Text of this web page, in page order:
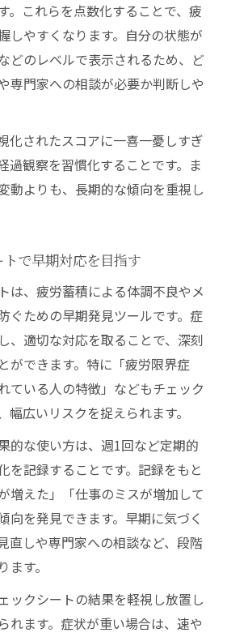
。これらを点数化することで、疲
しやすくなります。自分の状態が
どのレベルで表示されるため、ど
専門家への相談が必要か判断しや
化されたスコアに一喜一憂しすぎ
過観察を習慣化することです。ま
動よりも、長期的な傾向を重視し
で早期対応を目指す
は、疲労蓄積による体調不良やメ
ぐための早期発見ツールです。症
、適切な対応を取ることで、深刻
ができます。特に「疲労限界症
ている人の特徴」などもチェック
広いリスクを捉えられます。
的な使い方は、週1回など定期的
を記録することです。記録をもと
増えた」「仕事のミスが増加して
向を発見できます。早期に気づく
直しや専門家への相談など、段階
す。
ックシートの結果を軽視し放置し
れます。症状が重い場合は、速や